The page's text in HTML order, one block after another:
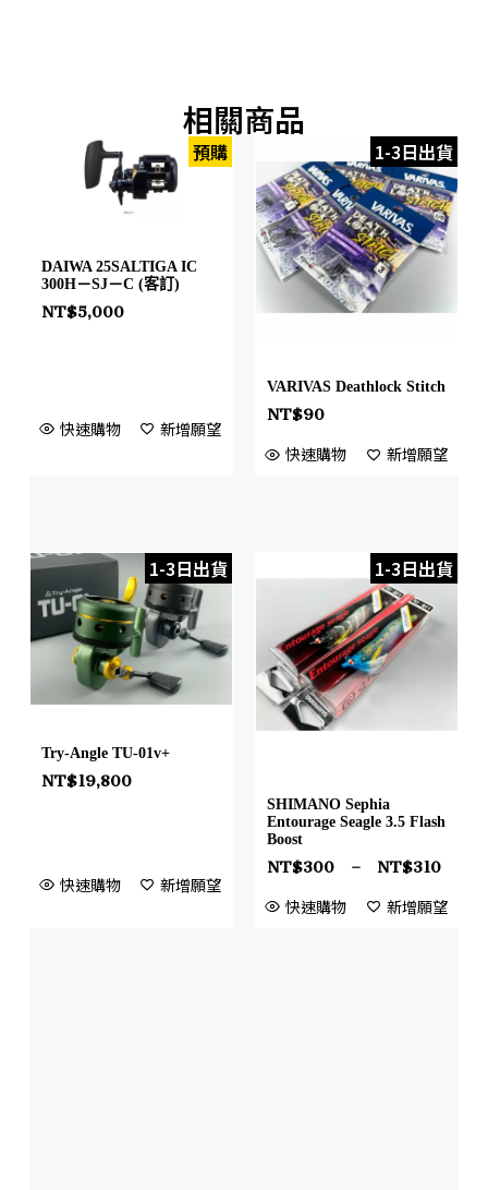
相關商品
預購
DAIWA 25SALTIGA IC
300H－SJ－C (客訂)
NT$5,000
快速購物 新增願望
1-3日出貨
VARIVAS Deathlock Stitch
NT$90
快速購物 新增願望
1-3日出貨
Try-Angle TU-01v+
NT$19,800
快速購物 新增願望
1-3日出貨
SHIMANO Sephia
Entourage Seagle 3.5 Flash
Boost
NT$300 – NT$310
快速購物 新增願望